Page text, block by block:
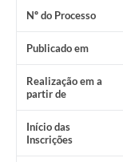
Nº do Processo
Publicado em
Realização em a
partir de
Início das
Inscrições